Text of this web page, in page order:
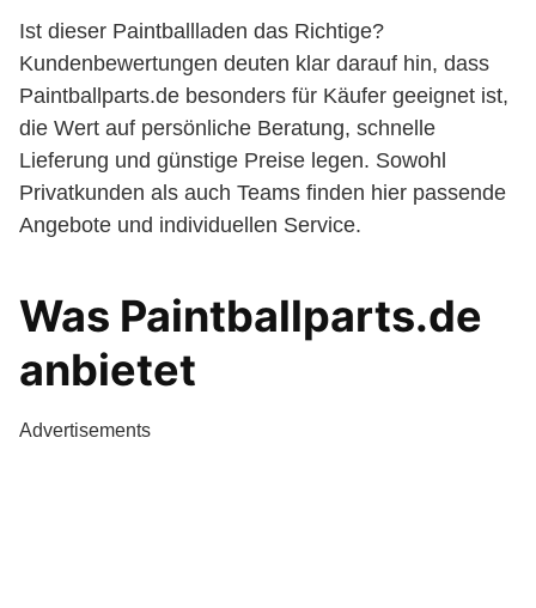
Ist dieser Paintballladen das Richtige?
Kundenbewertungen deuten klar darauf hin, dass
Paintballparts.de besonders für Käufer geeignet ist,
die Wert auf persönliche Beratung, schnelle
Lieferung und günstige Preise legen. Sowohl
Privatkunden als auch Teams finden hier passende
Angebote und individuellen Service.
Was Paintballparts.de
anbietet
Advertisements